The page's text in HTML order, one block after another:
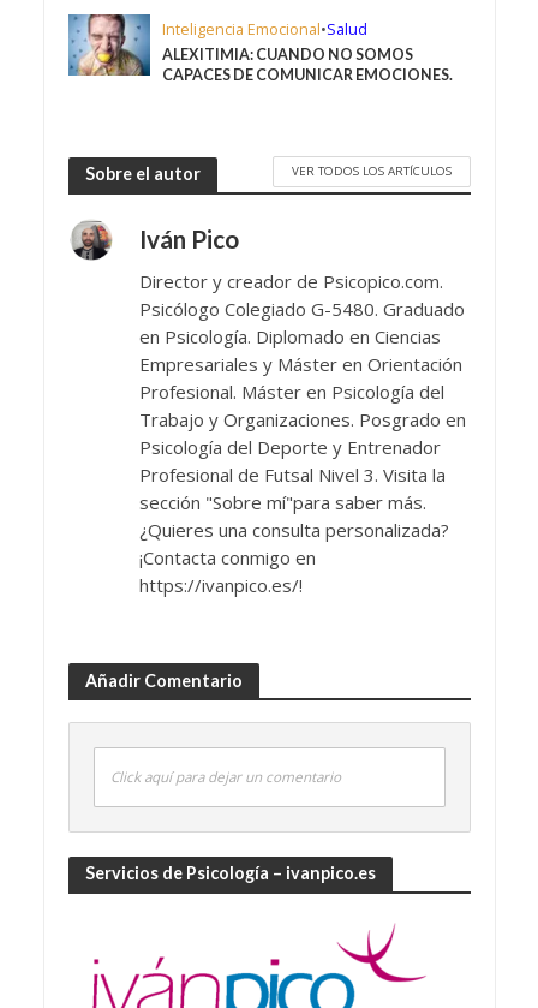
Inteligencia Emocional•Salud
ALEXITIMIA: CUANDO NO SOMOS
CAPACES DE COMUNICAR EMOCIONES.
Sobre el autor VER TODOS LOS ARTÍCULOS
Iván Pico
Director y creador de Psicopico.com.
Psicólogo Colegiado G-5480. Graduado
en Psicología. Diplomado en Ciencias
Empresariales y Máster en Orientación
Profesional. Máster en Psicología del
Trabajo y Organizaciones. Posgrado en
Psicología del Deporte y Entrenador
Profesional de Futsal Nivel 3. Visita la
sección "Sobre mí"para saber más.
¿Quieres una consulta personalizada?
¡Contacta conmigo en
https://ivanpico.es/!
Añadir Comentario
Click aquí para dejar un comentario
Servicios de Psicología – ivanpico.es